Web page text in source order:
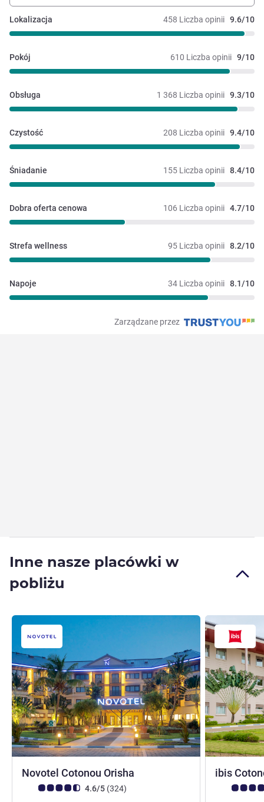
458 Liczba opinii 9.6/10
Lokalizacja
610 Liczba opinii 9/10
Pokój
1 368 Liczba opinii 9.3/10
Obsługa
208 Liczba opinii 9.4/10
Czystość
155 Liczba opinii 8.4/10
Śniadanie
106 Liczba opinii 4.7/10
Dobra oferta cenowa
95 Liczba opinii 8.2/10
Strefa wellness
34 Liczba opinii 8.1/10
Napoje
Zarządzane przez
Inne nasze placówki w
pobliżu
Novotel Cotonou Orisha
Ocena klientów (Ocena ALL)
4.6/5 (324Liczba opinii
)
ibis
Ocena